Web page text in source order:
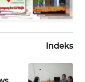
Indeks